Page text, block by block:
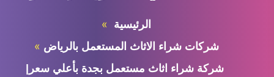
الرئيسية
شركات شراء الاثاث المستعمل بالرياض
شركة شراء اثاث مستعمل بجدة بأعلي سعر|